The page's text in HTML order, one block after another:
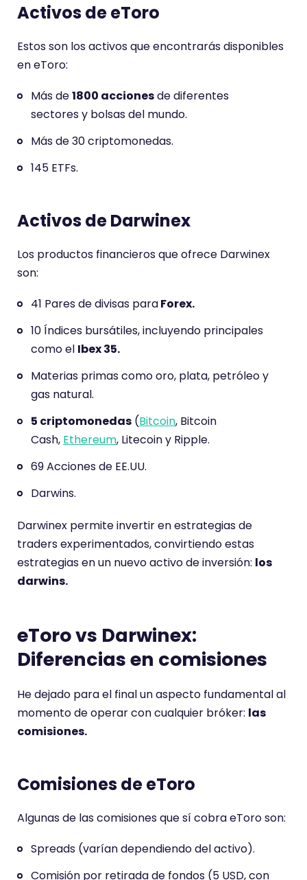
Activos de eToro
Estos son los activos que encontrarás disponibles
en eToro:
Más de1800 accionesde diferentes
sectores y bolsas del mundo.
Más de 30 criptomonedas.
145 ETFs.
Activos de Darwinex
Los productos financieros que ofrece Darwinex
son:
41 Pares de divisas paraForex.
10 Índices bursátiles, incluyendo principales
como el Ibex 35.
Materias primas como oro, plata, petróleo y
gas natural.
5 criptomonedas (Bitcoin, Bitcoin
Cash, Ethereum, Litecoin y Ripple.
69 Acciones de EE.UU.
Darwins.
Darwinex permite invertir en estrategias de
traders experimentados, convirtiendo estas
estrategias en un nuevo activo de inversión: los
darwins.
eToro vs Darwinex:
Diferencias en comisiones
He dejado para el final un aspecto fundamental al
momento de operar con cualquier bróker: las
comisiones.
Comisiones de eToro
Algunas de las comisiones que sí cobra eToro son:
Spreads (varían dependiendo del activo).
Comisión por retirada de fondos (5 USD, con